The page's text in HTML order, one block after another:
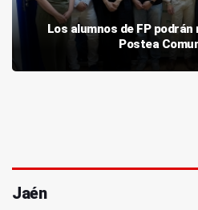
Los alumnos de FP
Postea
Jaén